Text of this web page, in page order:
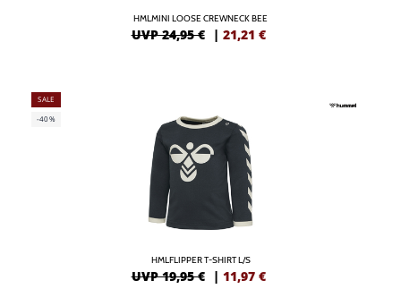
HMLMINI LOOSE CREWNECK BEE
UVP 24,95 € | 21,21 €
SALE
-40%
HMLFLIPPER T-SHIRT L/S
UVP 19,95 € | 11,97 €